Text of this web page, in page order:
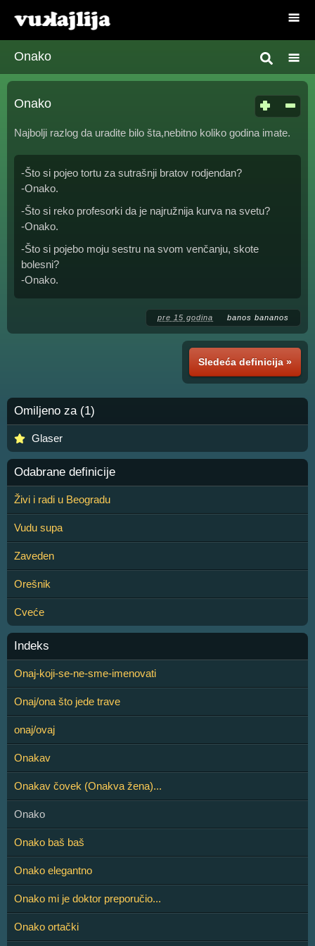
Onako
Onako
Najbolji razlog da uradite bilo šta,nebitno koliko godina imate.
-Što si pojeo tortu za sutrašnji bratov rodjendan?
-Onako.
-Što si reko profesorki da je najružnija kurva na svetu?
-Onako.
-Što si pojebo moju sestru na svom venčanju, skote
bolesni?
-Onako.
pre 15 godina banos bananos
Sledeća definicija »
Omiljeno za (1)
Glaser
Odabrane definicije
Živi i radi u Beogradu
Vudu supa
Zaveden
Orešnik
Cveće
Indeks
Onaj-koji-se-ne-sme-imenovati
Onaj/ona što jede trave
onaj/ovaj
Onakav
Onakav čovek (Onakva žena)...
Onako
Onako baš baš
Onako elegantno
Onako mi je doktor preporučio...
Onako ortački